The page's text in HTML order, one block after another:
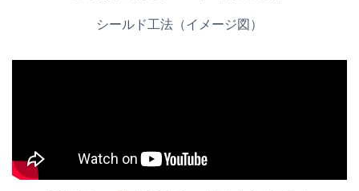
シールド工法（イメージ図）